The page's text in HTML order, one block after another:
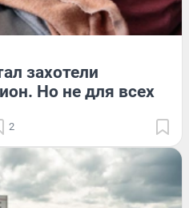
захотели
Но не для всех
2